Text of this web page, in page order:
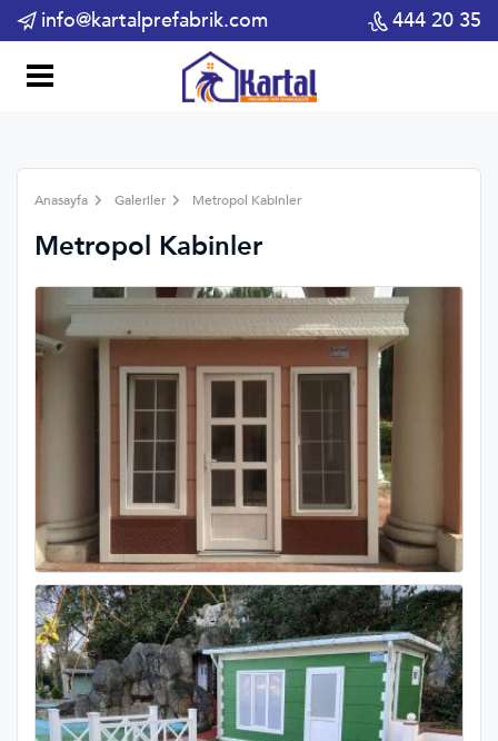
info@kartalprefabrik.com 444 20 35
Anasayfa Galeriler Metropol Kabinler
Metropol Kabinler